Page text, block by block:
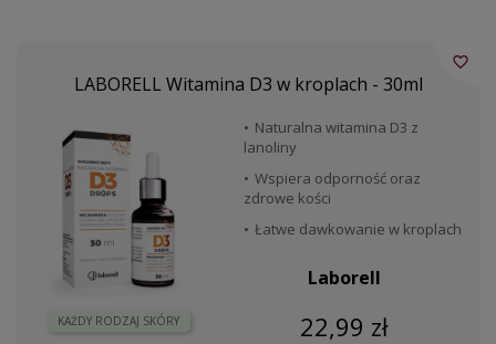
LABORELL Witamina D3 w kroplach - 30ml
KAŻDY RODZAJ SKÓRY
Naturalna witamina D3 z
lanoliny
Wspiera odporność oraz
zdrowe kości
Łatwe dawkowanie w kroplach
Laborell
22,99 zł
favorite_border